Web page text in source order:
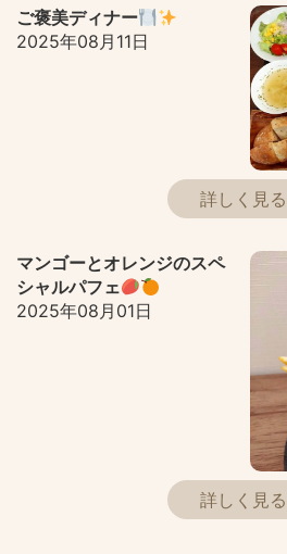
ご褒美ディナー
2025年08月11日
詳しく見る
マンゴーとオレンジのスペ
シャルパフェ
2025年08月01日
詳しく見る